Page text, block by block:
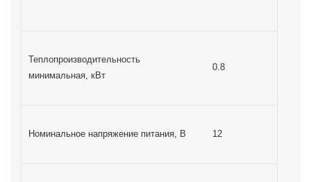
Теплопроизводительность
минимальная, кВт
0.8
Номинальное напряжение питания, В 12